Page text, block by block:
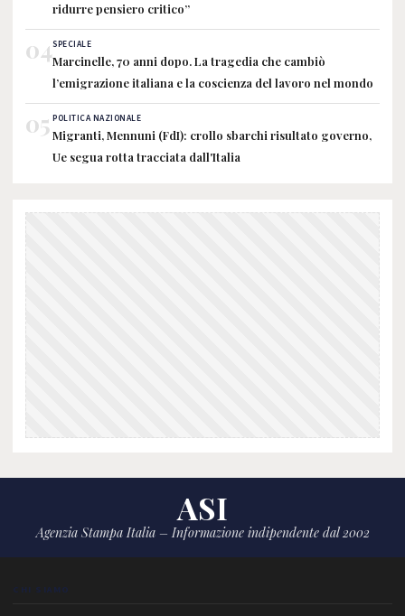
ridurre pensiero critico”
04SPECIALE
Marcinelle, 70 anni dopo. La tragedia che cambiò
l’emigrazione italiana e la coscienza del lavoro nel mondo
05 POLITICA NAZIONALE
Migranti, Mennuni (FdI): crollo sbarchi risultato governo,
Ue segua rotta tracciata dall'Italia
ASI
Agenzia Stampa Italia – Informazione indipendente dal 2002
CHI SIAMO